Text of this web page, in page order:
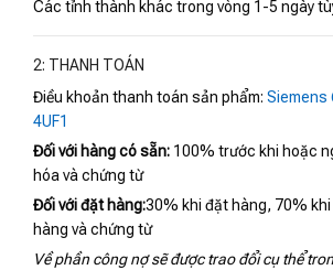
Các tỉnh thành khác trong vòng 1-5 ngày
2: THANH TOÁN
Điều khoản thanh toán sản phẩm: Siemens
4UF1
Đối với hàng có sẵn: 100% trước khi hoặc
hóa và chứng từ
Đối với đặt hàng:30% khi đặt hàng, 70%
hàng và chứng từ
Về phần công nợ sẽ được trao đổi cụ thể